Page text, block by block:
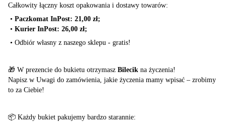
Całkowity łączny koszt opakowania i dostawy towarów:
• Paczkomat InPost: 21,00 zł;
• Kurier InPost: 26,00 zł;
• Odbiór własny z naszego sklepu - gratis!
🎁 W prezencie do bukietu otrzymasz Bilecik na życzenia!
Napisz w Uwagi do zamówienia, jakie życzenia mamy wpisać – zrobimy
to za Ciebie!
📦 Każdy bukiet pakujemy bardzo starannie: